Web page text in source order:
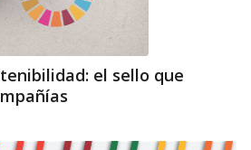
el sello que